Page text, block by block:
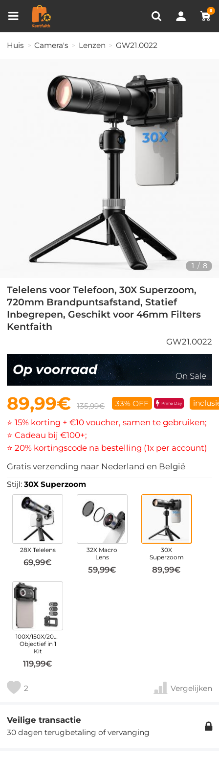
0
RECENT BEKEKEN
Huis Camera's Lenzen GW21.0022
1 / 8
Telelens voor Telefoon, 30X Superzoom,
720mm Brandpuntsafstand, Statief
Inbegrepen, Geschikt voor 46mm Filters
Kentfaith
GW21.0022
Op voorraad On Sale
89,99€ 135,99€ 33% OFF Prime Day
⭐ 15% korting + €10 voucher, samen te gebruiken;
⭐ Cadeau bij €100+;
⭐ 20% kortingscode na bestelling (1x per account)
Gratis verzending naar Nederland en België
Stijl:30X Superzoom
28X Telelens
69,99€
32X Macro
Lens
59,99€
30X
Superzoom
89,99€
100X/150X/200X
Objectief in 1
Kit
119,99€
2 Vergelijken
Veilige transactie
30 dagen terugbetaling of vervanging